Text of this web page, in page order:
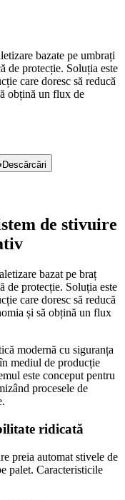
bazate pe umbrați
de protecție. Soluția este
care doresc să reducă
obțină un flux de
Descărcări
de stivuire
bazat pe braț
de protecție. Soluția este
care doresc să reducă
și să obțină un flux
modernă cu siguranța
mediul de producție
este conceput pentru
procesele de
ridicată
preia automat stivele de
palet. Caracteristicile